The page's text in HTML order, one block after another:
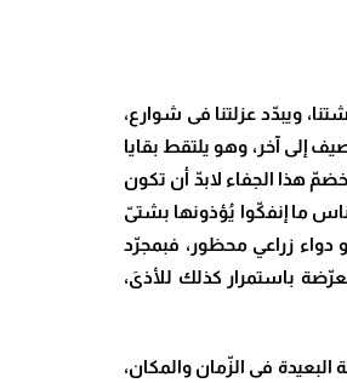
ويبدّد عزلتنا فى شوارع،
آخر، وهو يلتقط بقايا
خضمّ هذا الجفاء لابدّ أن تكون
ما إنفكّوا يُؤذونها بشتىّ
دواء زراعي محظور، فبمجرّد
باستمرار كذلك للأذىَ،
البعيدة فى الزّمان والمكان،